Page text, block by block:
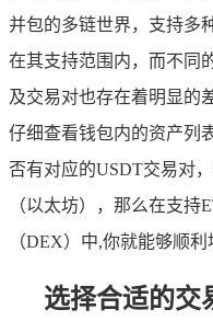
并包的多链世界，支持多
在其支持范围内，而不同
及交易对也存在着明显的
仔细查看钱包内的资产列
否有对应的USDT交易对
（以太坊），那么在支
（DEX）中,你就能够顺利
选择合适的交